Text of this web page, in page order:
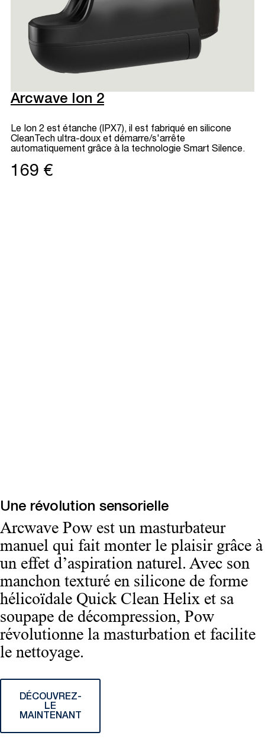
Arcwave Ion 2
Le Ion 2 est étanche (IPX7), il est fabriqué en silicone
CleanTech ultra-doux et démarre/s'arrête
automatiquement grâce à la technologie Smart Silence.
169 €
Une révolution sensorielle
Arcwave Pow est un masturbateur
manuel qui fait monter le plaisir grâce à
un effet d’aspiration naturel. Avec son
manchon texturé en silicone de forme
hélicoïdale Quick Clean Helix et sa
soupape de décompression, Pow
révolutionne la masturbation et facilite
le nettoyage.
DÉCOUVREZ-
LE
MAINTENANT